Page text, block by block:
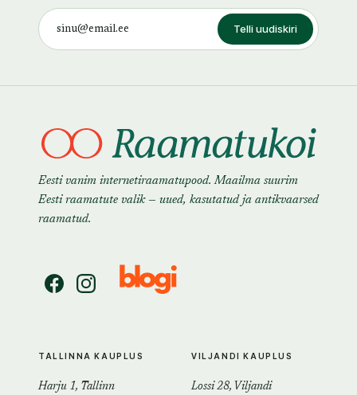
Telli uudiskiri
Eesti vanim internetiraamatupood. Maailma suurim
Eesti raamatute valik — uued, kasutatud ja antikvaarsed
raamatud.
TALLINNA KAUPLUS
Harju 1, Tallinn
VILJANDI KAUPLUS
Lossi 28, Viljandi